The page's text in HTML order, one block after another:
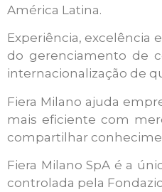
América Latina.
Experiência, excelência
do gerenciamento de
internacionalização de
Fiera Milano ajuda
mais eficiente com
compartilhar
Fiera Milano SpA é a
controlada pela